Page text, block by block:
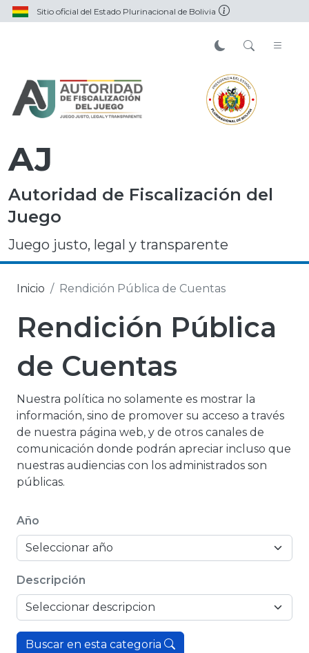
Sitio oficial del Estado Plurinacional de Bolivia
AJ
Autoridad de Fiscalización del
Juego
Juego justo, legal y transparente
Inicio Rendición Pública de Cuentas
Rendición Pública
de Cuentas
Nuestra política no solamente es mostrar la
información, sino de promover su acceso a través
de nuestra página web, y de otros canales de
comunicación donde podrán apreciar incluso que
nuestras audiencias con los administrados son
públicas.
Año
Descripción
Buscar en esta categoria